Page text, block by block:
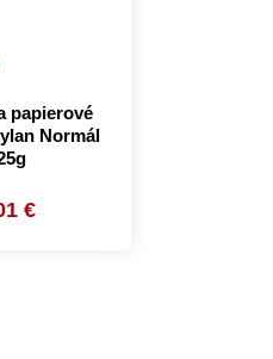
papierové
Normál
€